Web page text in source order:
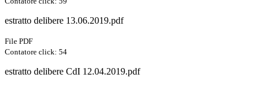
estratto delibere 13.06.2019.pdf
File PDF
Contatore click: 54
estratto delibere CdI 12.04.2019.pdf